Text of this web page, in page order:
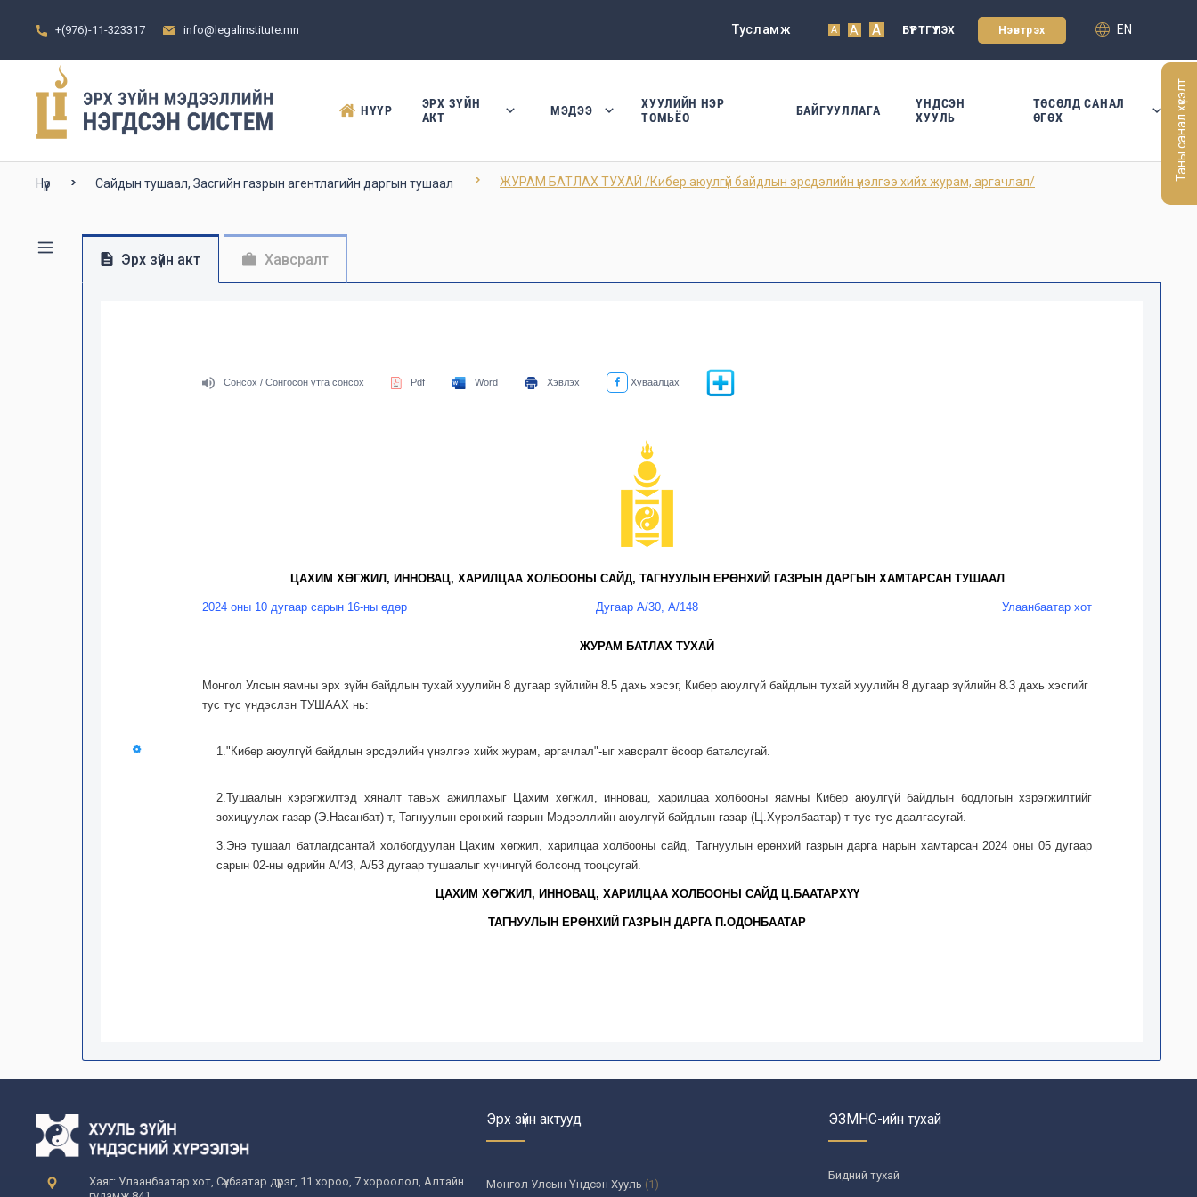
+(976)-11-323317 info@legalinstitute.mn Тусламж A A A БҮРТГҮҮЛЭХ Нэвтрэх EN
НҮҮР
ЭРХ ЗҮЙН
АКТ
МЭДЭЭ
ХУУЛИЙН НЭР
ТОМЬЁО
БАЙГУУЛЛАГА
ҮНДСЭН
ХУУЛЬ
ТӨСӨЛД САНАЛ
ӨГӨХ
Нүүр Сайдын тушаал, Засгийн газрын агентлагийн даргын тушаал ЖУРАМ БАТЛАХ ТУХАЙ /Кибер аюулгүй байдлын эрсдэлийн үнэлгээ хийх журам, аргачлал/
Эрх зүйн акт Хавсралт
Сонсох / Сонгосон утга сонсох Pdf Word Хэвлэх Хуваалцах
ЦАХИМ ХӨГЖИЛ, ИННОВАЦ, ХАРИЛЦАА ХОЛБООНЫ САЙД, ТАГНУУЛЫН ЕРӨНХИЙ ГАЗРЫН ДАРГЫН ХАМТАРСАН ТУШААЛ
2024 оны 10 дугаар сарын 16-ны өдөр Дугаар А/30, А/148 Улаанбаатар хот
ЖУРАМ БАТЛАХ ТУХАЙ
Монгол Улсын яамны эрх зүйн байдлын тухай хуулийн 8 дугаар зүйлийн 8.5 дахь хэсэг, Кибер аюулгүй байдлын тухай хуулийн 8 дугаар зүйлийн 8.3 дахь хэсгийг
тус тус үндэслэн ТУШААХ нь:
1."Кибер аюулгүй байдлын эрсдэлийн үнэлгээ хийх журам, аргачлал"-ыг хавсралт ёсоор баталсугай.
2.Тушаалын хэрэгжилтэд хяналт тавьж ажиллахыг Цахим хөгжил, инновац, харилцаа холбооны яамны Кибер аюулгүй байдлын бодлогын хэрэгжилтийг
зохицуулах газар (Э.Насанбат)-т, Тагнуулын ерөнхий газрын Мэдээллийн аюулгүй байдлын газар (Ц.Хүрэлбаатар)-т тус тус даалгасугай.
3.Энэ тушаал батлагдсантай холбогдуулан Цахим хөгжил, харилцаа холбооны сайд, Тагнуулын ерөнхий газрын дарга нарын хамтарсан 2024 оны 05 дугаар
сарын 02-ны өдрийн А/43, А/53 дугаар тушаалыг хүчингүй болсонд тооцсугай.
ЦАХИМ ХӨГЖИЛ, ИННОВАЦ, ХАРИЛЦАА ХОЛБООНЫ САЙД Ц.БААТАРХҮҮ
ТАГНУУЛЫН ЕРӨНХИЙ ГАЗРЫН ДАРГА П.ОДОНБААТАР
Хаяг: Улаанбаатар хот, Сүхбаатар дүүрэг, 11 хороо, 7 хороолол, Алтайн
Эрх зүйн актууд
Монгол Улсын Үндсэн Хууль (1)
ЭЗМНС-ийн тухай
Бидний тухай
Таны санал хүсэлт